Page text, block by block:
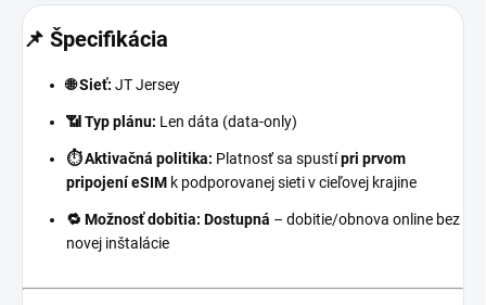
📌 Špecifikácia
🌐 Sieť: JT Jersey
📶 Typ plánu: Len dáta (data-only)
⏱️ Aktivačná politika: Platnosť sa spustípri prvom
pripojení eSIM k podporovanej sieti v cieľovej krajine
🔁 Možnosť dobitia: Dostupná – dobitie/obnova online bez
novej inštalácie